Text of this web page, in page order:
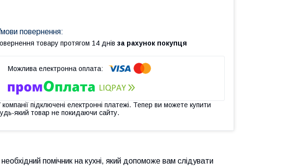
товару протягом 14 днів за рахунок покупця
компанії підключені електронні платежі. Тепер ви можете купити
який товар не покидаючи сайту.
помічник на кухні, який допоможе вам слідувати